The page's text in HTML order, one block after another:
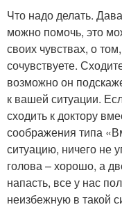
Что надо делать.
можно помочь, это
своих чувствах, о
сочувствуете.
возможно он
к вашей ситуации.
сходить к доктору
соображения типа
ситуацию, ничего не
голова – хорошо, а
напасть, все у нас
неизбежную в такой